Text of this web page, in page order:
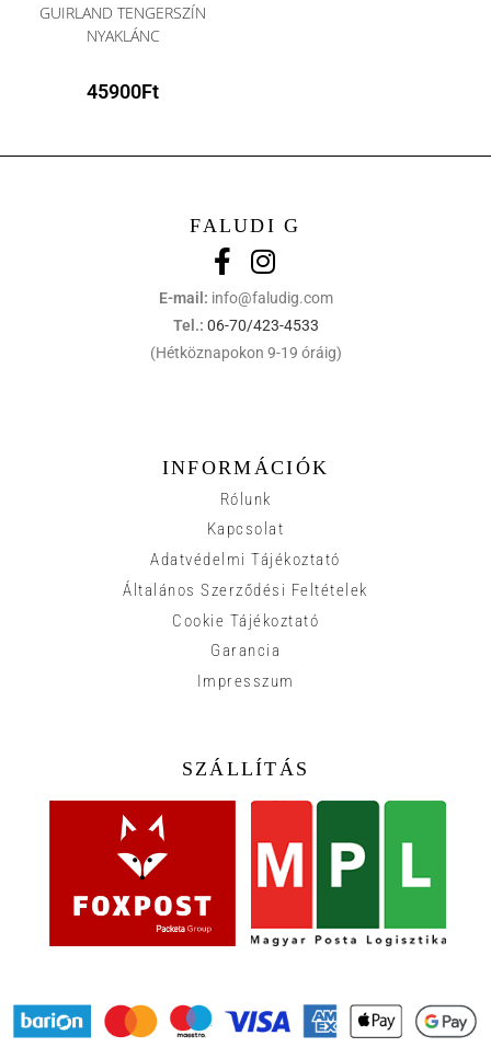
GUIRLAND TENGERSZÍN
NYAKLÁNC
45900Ft
FALUDI G
E-mail: info@faludig.com
Tel.: 06-70/423-4533
(Hétköznapokon 9-19 óráig)
INFORMÁCIÓK
Rólunk
Kapcsolat
Adatvédelmi Tájékoztató
Általános Szerződési Feltételek
Cookie Tájékoztató
Garancia
Impresszum
SZÁLLÍTÁS